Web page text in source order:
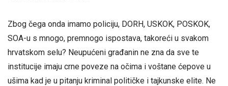
Zbog čega onda imamo policiju, DORH, USKOK, POSKOK,
SOA-u s mnogo, premnogo ispostava, takoreći u svakom
hrvatskom selu? Neupućeni građanin ne zna da sve te
institucije imaju crne poveze na očima i voštane ćepove u
ušima kad je u pitanju kriminal političke i tajkunske elite. Ne